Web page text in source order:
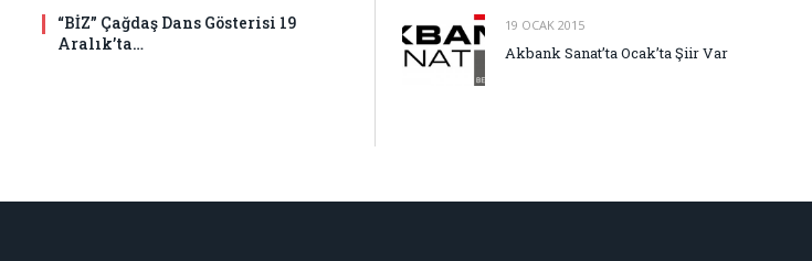
“BİZ” Çağdaş Dans Gösterisi 19
Aralık’ta…
19 OCAK 2015
Akbank Sanat’ta Ocak’ta Şiir Var